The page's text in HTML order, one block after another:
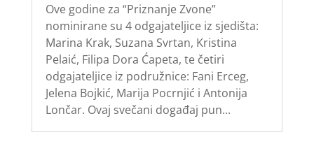
Ove godine za “Priznanje Zvone”
nominirane su 4 odgajateljice iz sjedišta:
Marina Krak, Suzana Svrtan, Kristina
Pelaić, Filipa Dora Ćapeta, te četiri
odgajateljice iz podružnice: Fani Erceg,
Jelena Bojkić, Marija Pocrnjić i Antonija
Lončar. Ovaj svečani događaj pun...